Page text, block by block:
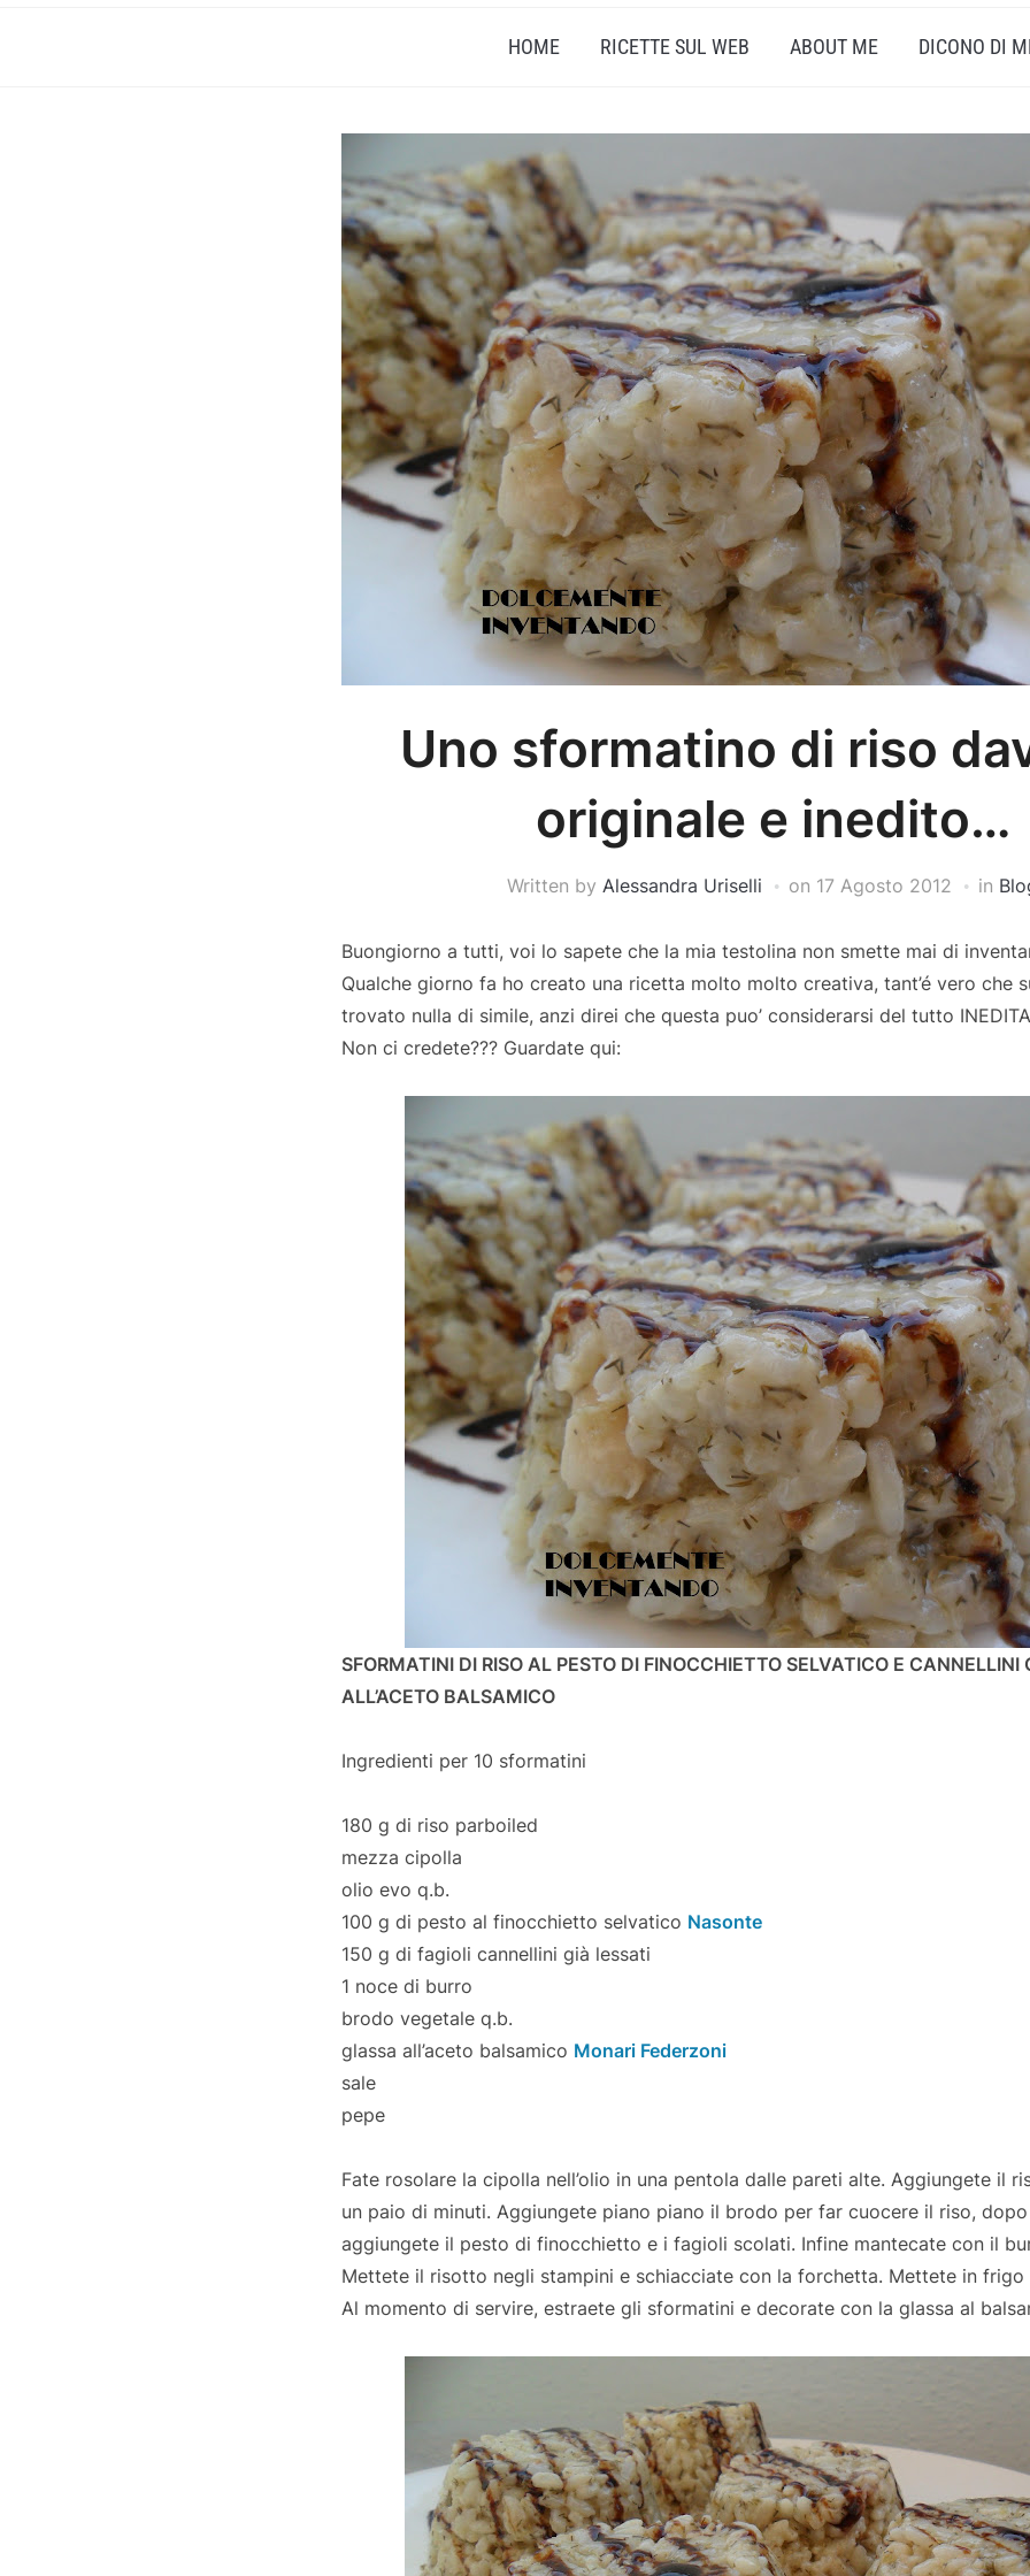
HOME RICETTE SUL WEB ABOUT ME DICONO DI
Uno sformatino di riso
originale e inedito…
Written by Alessandra Uriselli on 17 Agosto 2012 in
Buongiorno a tutti, voi lo sapete che la mia testolina non smette mai di
Qualche giorno fa ho creato una ricetta molto molto creativa, tant’é vero che
trovato nulla di simile, anzi direi che questa puo’ considerarsi del tutto
Non ci credete??? Guardate qui:
SFORMATINI DI RISO AL PESTO DI FINOCCHIETTO SELVATICO E CANNELLINI
ALL’ACETO BALSAMICO
Ingredienti per 10 sformatini
180 g di riso parboiled
mezza cipolla
olio evo q.b.
100 g di pesto al finocchietto selvatico Nasonte
150 g di fagioli cannellini già lessati
1 noce di burro
brodo vegetale q.b.
glassa all’aceto balsamico Monari Federzoni
sale
pepe
Fate rosolare la cipolla nell’olio in una pentola dalle pareti alte. Aggiungete il
un paio di minuti. Aggiungete piano piano il brodo per far cuocere il riso,
aggiungete il pesto di finocchietto e i fagioli scolati. Infine mantecate con il
Mettete il risotto negli stampini e schiacciate con la forchetta. Mettete in frigo
Al momento di servire, estraete gli sformatini e decorate con la glassa al